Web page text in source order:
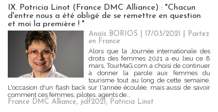
IX. Patricia Linot (France DMC Alliance) : "Chacun
d'entre nous a été obligé de se remettre en question
et moi la première ! "
Anaïs BORIOS | 17/03/2021
Partez
en France
Alors que la Journée internationale des
droits des femmes 2021 a eu lieu ce 8
mars, TourMaG.com a choisi de continuer
à donner la parole aux femmes du
tourisme tout au long de cette semaine.
L'occasion d'un flash back sur l'année écoulée, mais aussi de savoir
comment ces femmes, pilotes, agents de...
France DMC Alliance, jidf2021, Patricia Linot